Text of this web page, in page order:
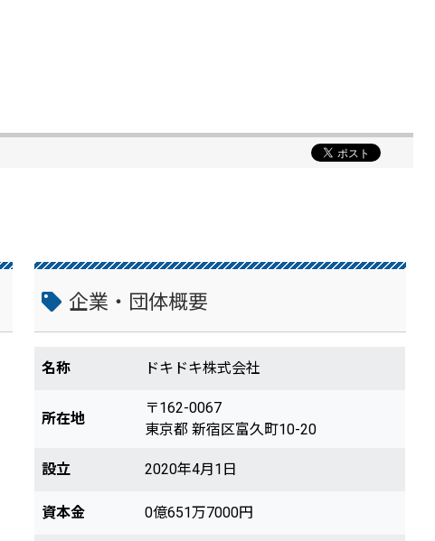
企業・団体概要
名称 ドキドキ株式会社
所在地
〒162-0067
東京都 新宿区富久町10-20
設立 2020年4月1日
資本金 0億651万7000円